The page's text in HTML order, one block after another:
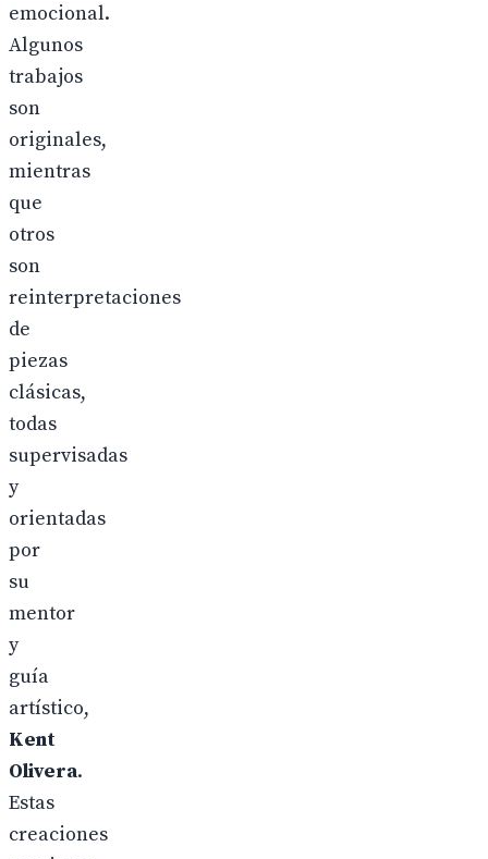
emocional.
Algunos
trabajos
son
originales,
mientras
que
otros
son
reinterpretaciones
de
piezas
clásicas,
todas
supervisadas
y
orientadas
por
su
mentor
y
guía
artístico,
Kent
Olivera.
Estas
creaciones